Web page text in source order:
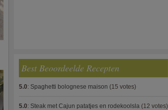
Best Beoordeelde Recepten
5.0: Spaghetti bolognese maison (15 votes)
5.0: Steak met Cajun patatjes en rodekoolsla (12 votes)